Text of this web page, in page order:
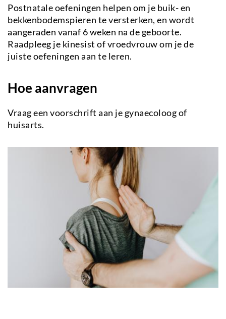
Postnatale oefeningen helpen om je buik- en
bekkenbodemspieren te versterken, en wordt
aangeraden vanaf 6 weken na de geboorte.
Raadpleeg je kinesist of vroedvrouw om je de
juiste oefeningen aan te leren.
Hoe aanvragen
Vraag een voorschrift aan je gynaecoloog of
huisarts.